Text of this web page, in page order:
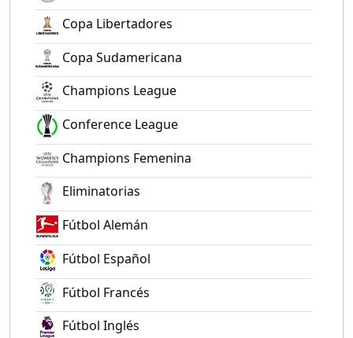
Copa Libertadores
Copa Sudamericana
Champions League
Conference League
Champions Femenina
Eliminatorias
Fútbol Alemán
Fútbol Español
Fútbol Francés
Fútbol Inglés